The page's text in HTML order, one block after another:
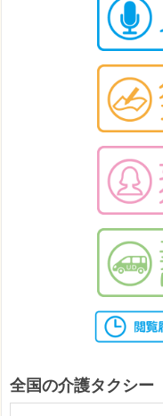
全国の介護タクシー